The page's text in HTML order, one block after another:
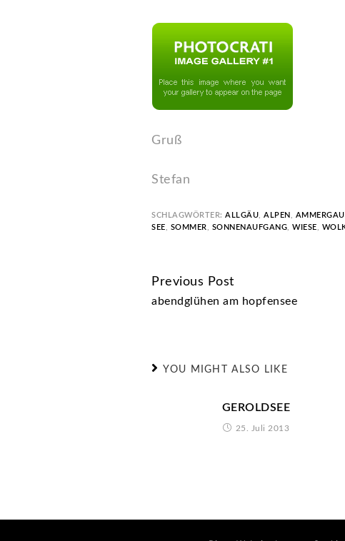
Gruß
Stefan
SCHLAGWÖRTER: ALLGÄU ALPEN
SEE
SOMMER SONNENAUFGANG WIESE
CONTINUE
READING
Previous Post
abendglühen am hopfensee
YOU MIGHT ALSO LIKE
GEROLDSEE
25. Juli 2013